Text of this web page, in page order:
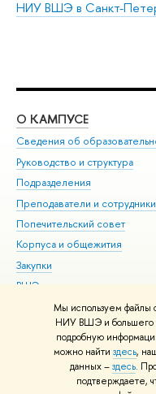
Мы используем файлы
НИУ ВШЭ и большего
подробную
можно найти здесь,
данных –здесь.
подтверждаете,
НИУ ВШЭ в Санкт-
О КАМПУСЕ
Сведения об
Руководство и структура
Подразделения
Преподаватели и сотрудники
Попечительский совет
Корпуса и общежития
Закупки
ВШЭ для студентов с
здоровья и инвалидностью
Версия для слабовидящих
Единая платежная страница